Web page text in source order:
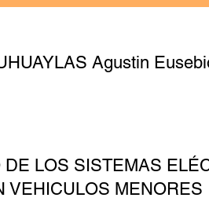
Agustin
DE LOS SISTEMAS
VEHICULOS MENORES